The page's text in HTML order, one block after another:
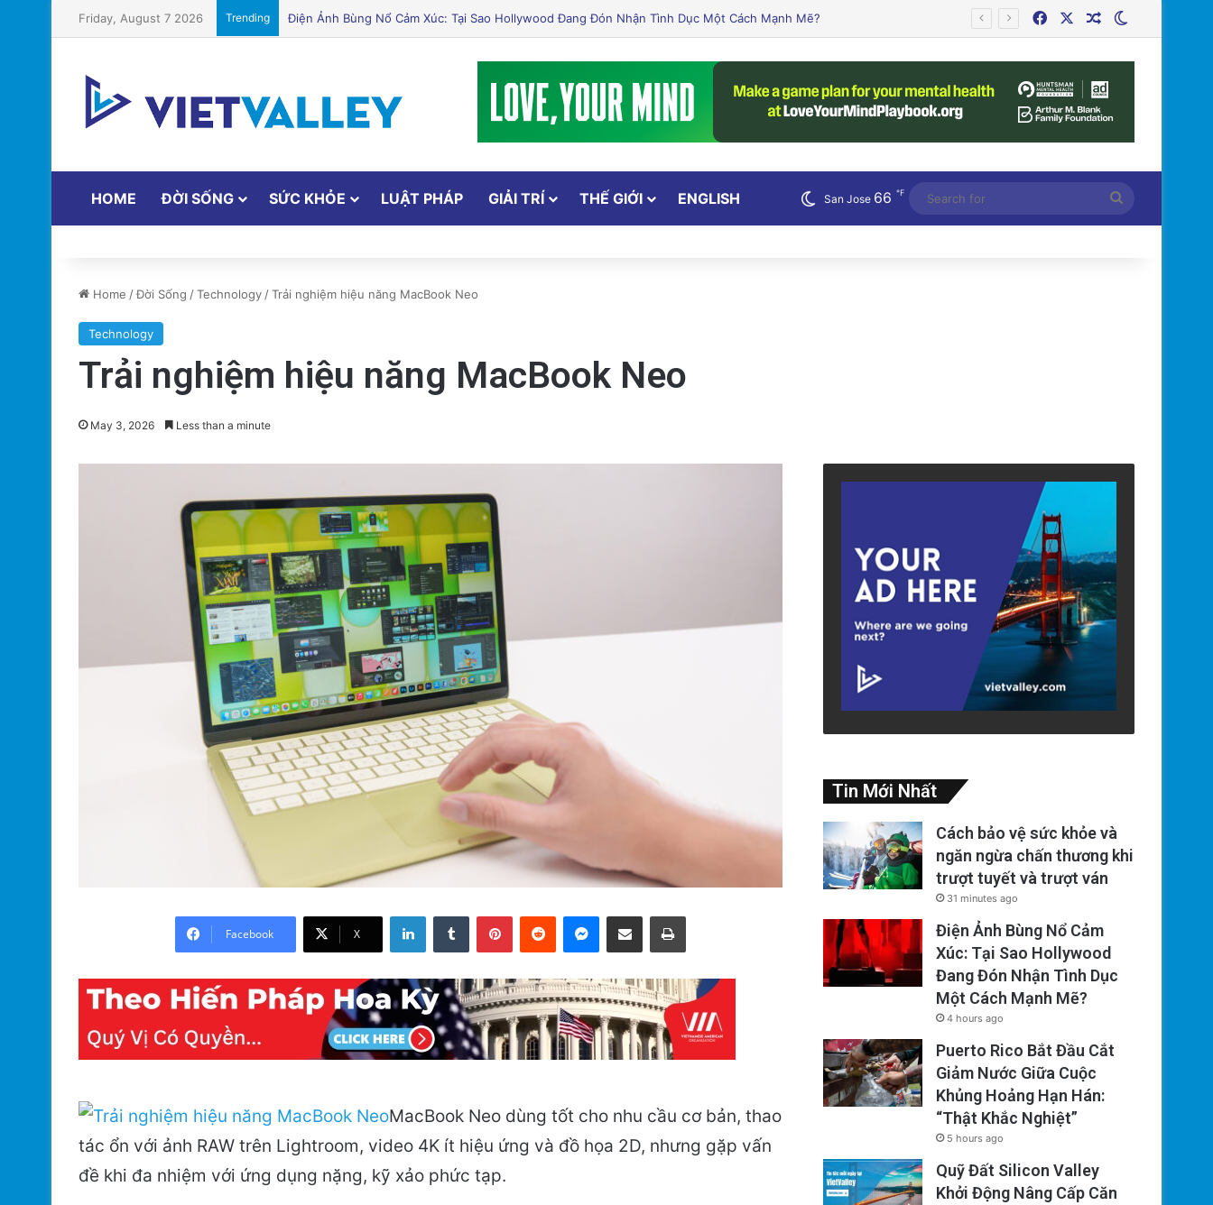
Friday, August 7 2026 Trending Puerto Rico Bắt Đầu Cắt Giảm Nước Giữa Cuộc Khủng Hoảng Hạn Hán: “Thật Khắc Nghiệt” FacebookRandom Article
HOME ĐỜI SỐNG SỨC KHỎE LUẬT PHÁP GIẢI TRÍ THẾ GIỚI ENGLISH San Jose 66 ℉
for
Home /Đời Sống /Technology/Trải nghiệm hiệu năng MacBook Neo
Technology
Trải nghiệm hiệu năng MacBook Neo
May 3, 2026 Less than a minute
Facebook X
LinkedInTumblr PinterestReddit Messenger
Share via Email Print
MacBook Neo dùng tốt cho nhu cầu cơ bản, thao
tác ổn với ảnh RAW trên Lightroom, video 4K ít hiệu ứng và đồ họa 2D, nhưng gặp vấn
đề khi đa nhiệm với ứng dụng nặng, kỹ xảo phức tạp.
Tin Mới Nhất
Cách bảo vệ sức khỏe và
ngăn ngừa chấn thương khi
trượt tuyết và trượt ván
31 minutes ago
Điện Ảnh Bùng Nổ Cảm
Xúc: Tại Sao Hollywood
Đang Đón Nhận Tình Dục
Một Cách Mạnh Mẽ?
4 hours ago
Puerto Rico Bắt Đầu Cắt
Giảm Nước Giữa Cuộc
Khủng Hoảng Hạn Hán:
“Thật Khắc Nghiệt”
5 hours ago
Quỹ Đất Silicon Valley
Khởi Động Nâng Cấp Căn